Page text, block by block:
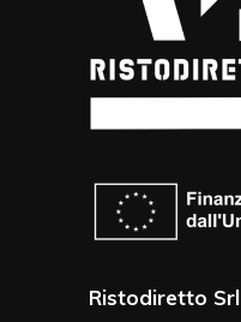
Ristodiretto Srl